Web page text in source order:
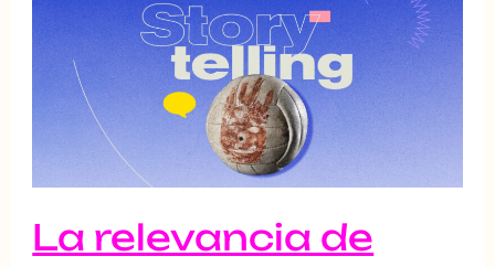
La relevancia de
relevancia
construir
buenas
historias